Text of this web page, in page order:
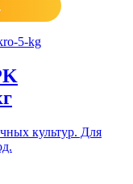
культур. Для